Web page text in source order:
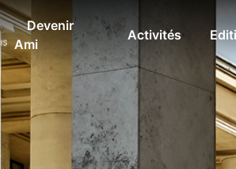
Devenir
Ami
Activités